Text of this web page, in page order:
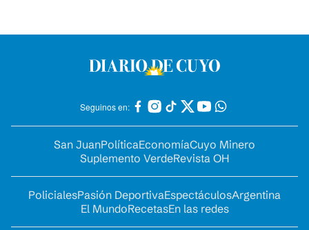
Seguinos en:
San JuanPolíticaEconomíaCuyo Minero
Suplemento VerdeRevista OH
PolicialesPasión DeportivaEspectáculosArgentina
El MundoRecetasEn las redes